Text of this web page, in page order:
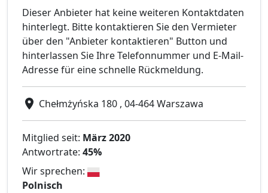
Dieser Anbieter hat keine weiteren Kontaktdaten
hinterlegt. Bitte kontaktieren Sie den Vermieter
über den "Anbieter kontaktieren" Button und
hinterlassen Sie Ihre Telefonnummer und E-Mail-
Adresse für eine schnelle Rückmeldung.
Chełmżyńska 180 , 04-464 Warszawa
Mitglied seit: März 2020
Antwortrate: 45%
Wir sprechen:
Polnisch